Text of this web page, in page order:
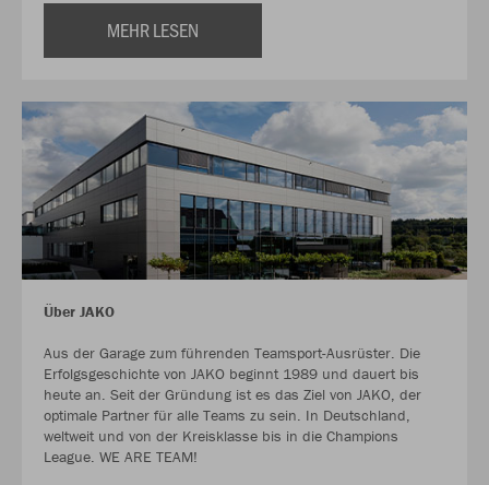
MEHR LESEN
Über JAKO
Aus der Garage zum führenden Teamsport-Ausrüster. Die
Erfolgsgeschichte von JAKO beginnt 1989 und dauert bis
heute an. Seit der Gründung ist es das Ziel von JAKO, der
optimale Partner für alle Teams zu sein. In Deutschland,
weltweit und von der Kreisklasse bis in die Champions
League. WE ARE TEAM!